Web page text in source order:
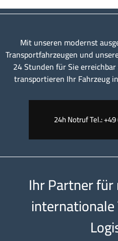
Mit unseren modernst
Transportfahrzeugen und
24 Stunden für Sie
transportieren Ihr Fahrzeug
24h Notruf Tel.:
Ihr Partner